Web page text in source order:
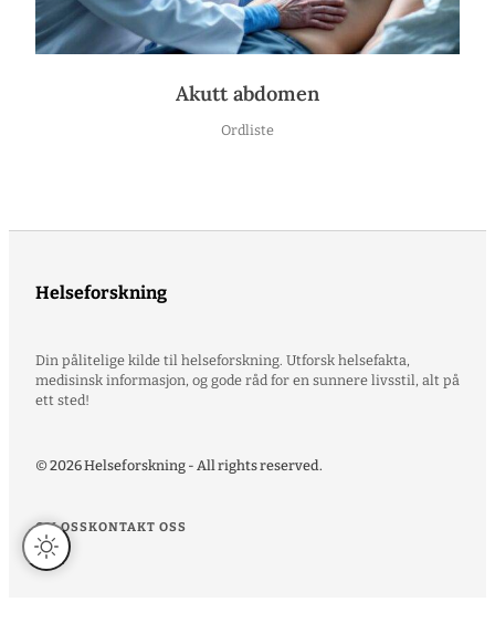
Akutt abdomen
Ordliste
Helseforskning
Din pålitelige kilde til helseforskning. Utforsk helsefakta,
medisinsk informasjon, og gode råd for en sunnere livsstil, alt på
ett sted!
© 2026 Helseforskning - All rights reserved.
OM OSSKONTAKT OSS